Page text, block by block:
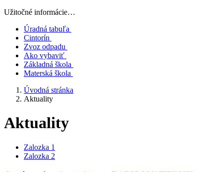
Užitočné informácie…
Úradná tabuľa
Cintorín
Zvoz odpadu
Ako vybaviť
Základná škola
Materská škola
Úvodná stránka
Aktuality
Aktuality
Zalozka 1
Zalozka 2